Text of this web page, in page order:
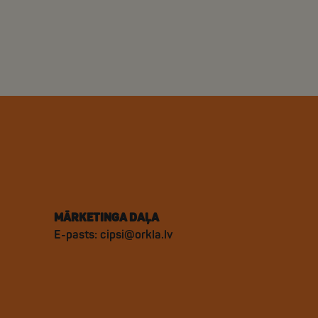
MĀRKETINGA DAĻA
E-pasts: cipsi@orkla.lv